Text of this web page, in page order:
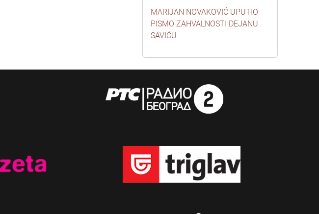
MARIJAN NOVAKOVIĆ UPUTIO
PISMO ZAHVALNOSTI DEJANU
SAVIĆU